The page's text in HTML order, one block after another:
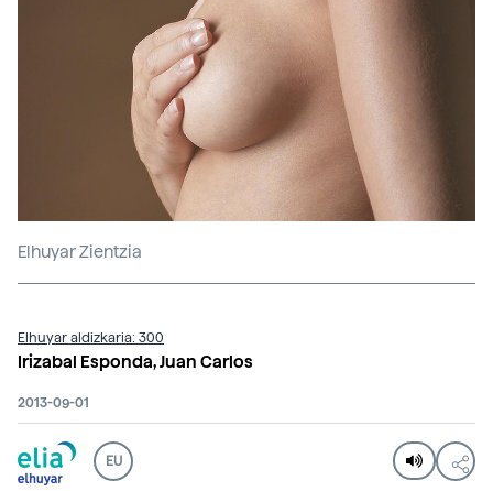
Elhuyar Zientzia
Elhuyar aldizkaria: 300
Irizabal Esponda, Juan Carlos
2013-09-01
EU